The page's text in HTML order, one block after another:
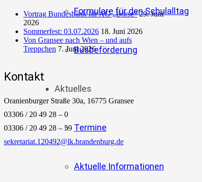
Formulare für den Schulalltag
Busbeförderung
Aktuelles
Termine
Aktuelle Informationen
Vortrag Bundesbank für AG „Börse“ 29. Juni
2026
Sommerfest: 03.07.2026 18. Juni 2026
Von Gransee nach Wien – und aufs
Treppchen 7. Juni 2026
Kontakt
Oranienburger Straße 30a, 16775 Gransee
03306 / 20 49 28 – 0
03306 / 20 49 28 – 59
sekretariat.120492@lk.brandenburg.de